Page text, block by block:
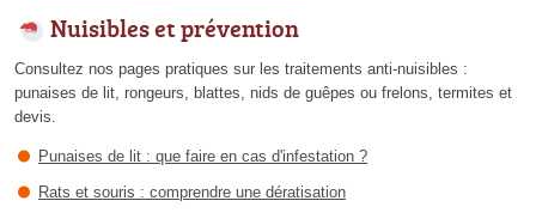
Nuisibles et prévention
Consultez nos pages pratiques sur les traitements anti-nuisibles :
punaises de lit, rongeurs, blattes, nids de guêpes ou frelons, termites et
devis.
Punaises de lit : que faire en cas d'infestation ?
Rats et souris : comprendre une dératisation